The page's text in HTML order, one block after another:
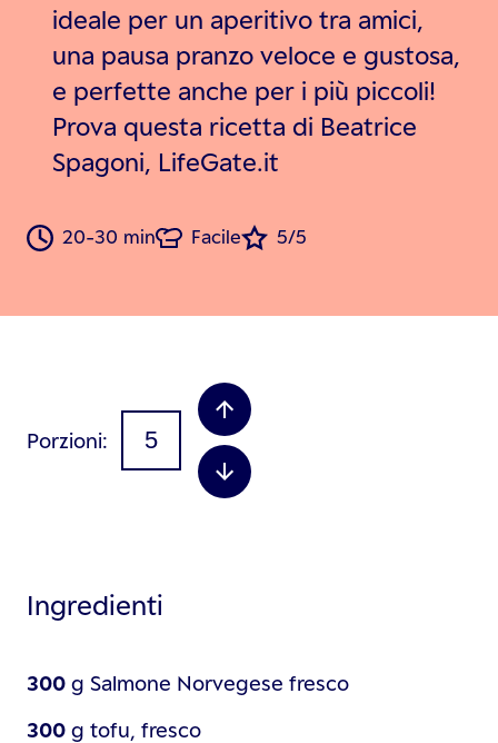
ideale per un aperitivo tra amici,
una pausa pranzo veloce e gustosa,
e perfette anche per i più piccoli!
Prova questa ricetta di Beatrice
Spagoni, LifeGate.it
20-30 min Facile 5/5
Porzioni
Ingredienti
300 g Salmone Norvegese fresco
300 g tofu, fresco